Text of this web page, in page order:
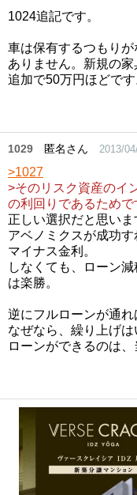
1024追記です。
車は保有するつもり
ありません。新規の家
追加で50万円ほどです
1029 匿名さん 2013/
>1027
>そのリスク資産のイ
の利回りであるためで
正しい選択だと思いま
アベノミクスが成功
マイナス金利。
しなくても、ローン
は楽勝。
逆にフルローンが通れ
なぜなら、繰り上げは
ローンができるのは、